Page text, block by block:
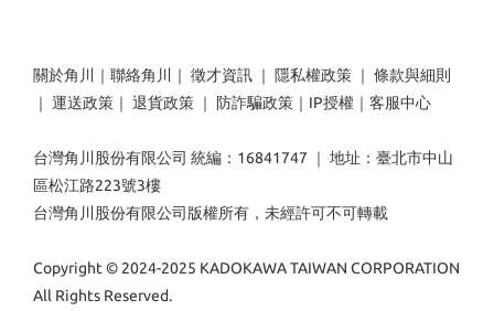
關於角川 ｜ 聯絡角川 ｜ 徵才資訊 ｜ 隱私權政策 ｜ 條款與細則
｜ 運送政策 ｜ 退貨政策 ｜ 防詐騙政策 ｜ IP授權 ｜ 客服中心
台灣角川股份有限公司 統編：16841747 ｜ 地址：臺北市中山
區松江路223號3樓
台灣角川股份有限公司版權所有，未經許可不可轉載
Copyright © 2024-2025 KADOKAWA TAIWAN CORPORATION
All Rights Reserved.